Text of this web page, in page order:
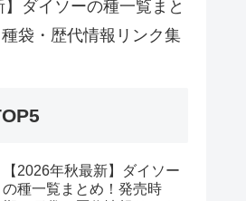
】ダイソーの種一覧まと
袋・歴代情報リンク集
【2026年秋最新】ダイソー
の種一覧まとめ！発売時